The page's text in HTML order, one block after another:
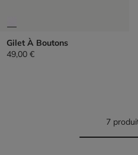
Gilet À Boutons
49,00 €
7